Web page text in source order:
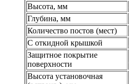
Высота, мм
Глубина, мм
Количество постов (мест)
С откидной крышкой
Защитное покрытие
поверхности
Высота установочная